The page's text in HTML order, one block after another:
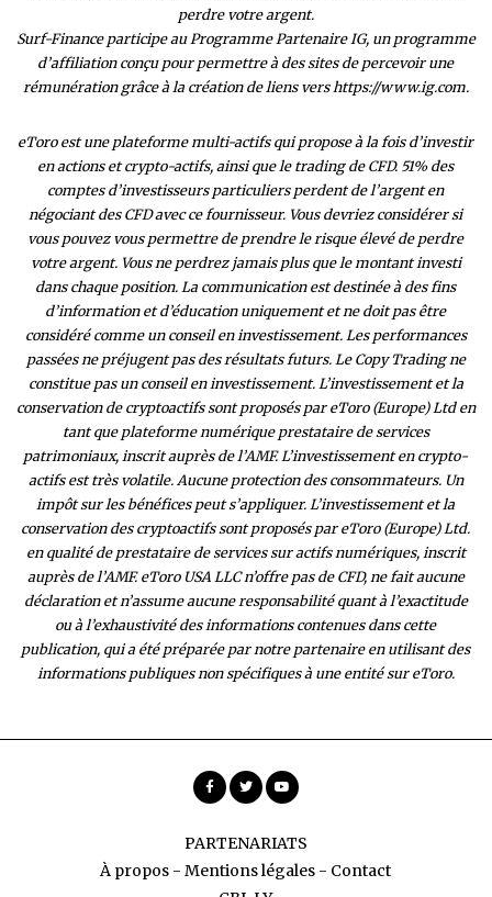
perdre votre argent.
Surf-Finance participe au Programme Partenaire IG, un programme
d’affiliation conçu pour permettre à des sites de percevoir une
rémunération grâce à la création de liens vers https://www.ig.com.
eToro est une plateforme multi-actifs qui propose à la fois d’investir
en actions et crypto-actifs, ainsi que le trading de CFD. 51% des
comptes d’investisseurs particuliers perdent de l’argent en
négociant des CFD avec ce fournisseur. Vous devriez considérer si
vous pouvez vous permettre de prendre le risque élevé de perdre
votre argent. Vous ne perdrez jamais plus que le montant investi
dans chaque position. La communication est destinée à des fins
d’information et d’éducation uniquement et ne doit pas être
considéré comme un conseil en investissement. Les performances
passées ne préjugent pas des résultats futurs. Le Copy Trading ne
constitue pas un conseil en investissement. L’investissement et la
conservation de cryptoactifs sont proposés par eToro (Europe) Ltd en
tant que plateforme numérique prestataire de services
patrimoniaux, inscrit auprès de l’AMF. L’investissement en crypto-
actifs est très volatile. Aucune protection des consommateurs. Un
impôt sur les bénéfices peut s’appliquer. L’investissement et la
conservation des cryptoactifs sont proposés par eToro (Europe) Ltd.
en qualité de prestataire de services sur actifs numériques, inscrit
auprès de l’AMF. eToro USA LLC n’offre pas de CFD, ne fait aucune
déclaration et n’assume aucune responsabilité quant à l’exactitude
ou à l’exhaustivité des informations contenues dans cette
publication, qui a été préparée par notre partenaire en utilisant des
informations publiques non spécifiques à une entité sur eToro.
PARTENARIATS
À propos -Mentions légales - Contact